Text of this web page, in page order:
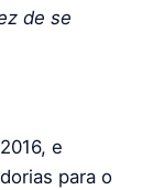
de se
e
para o